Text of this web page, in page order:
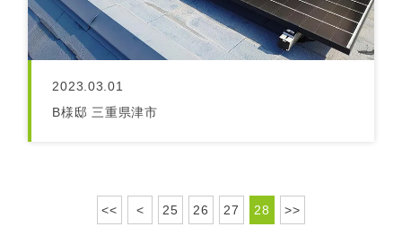
2023.03.01
B様邸 三重県津市
<< < 25 26 27 28 >>